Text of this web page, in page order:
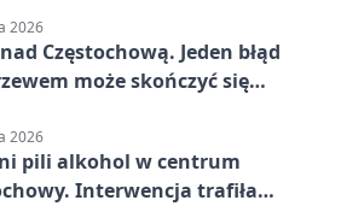
2026
Częstochową. Jeden błąd
może skończyć się
2026
pili alkohol w centrum
Interwencja trafiła